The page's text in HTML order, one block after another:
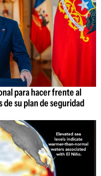
para hacer frente al
su plan de seguridad